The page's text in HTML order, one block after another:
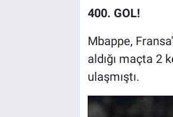
400. GOL!
Mbappe,
aldığı maçta 2
ulaşmıştı.